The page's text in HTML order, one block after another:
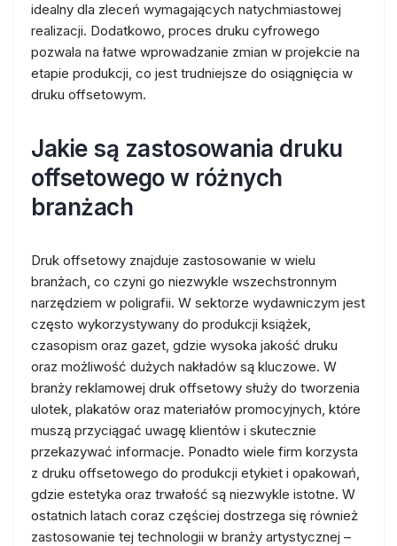
idealny dla zleceń wymagających natychmiastowej
realizacji. Dodatkowo, proces druku cyfrowego
pozwala na łatwe wprowadzanie zmian w projekcie na
etapie produkcji, co jest trudniejsze do osiągnięcia w
druku offsetowym.
Jakie są zastosowania druku
offsetowego w różnych
branżach
Druk offsetowy znajduje zastosowanie w wielu
branżach, co czyni go niezwykle wszechstronnym
narzędziem w poligrafii. W sektorze wydawniczym jest
często wykorzystywany do produkcji książek,
czasopism oraz gazet, gdzie wysoka jakość druku
oraz możliwość dużych nakładów są kluczowe. W
branży reklamowej druk offsetowy służy do tworzenia
ulotek, plakatów oraz materiałów promocyjnych, które
muszą przyciągać uwagę klientów i skutecznie
przekazywać informacje. Ponadto wiele firm korzysta
z druku offsetowego do produkcji etykiet i opakowań,
gdzie estetyka oraz trwałość są niezwykle istotne. W
ostatnich latach coraz częściej dostrzega się również
zastosowanie tej technologii w branży artystycznej –